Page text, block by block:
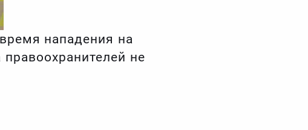
нападения на
правоохранителей не